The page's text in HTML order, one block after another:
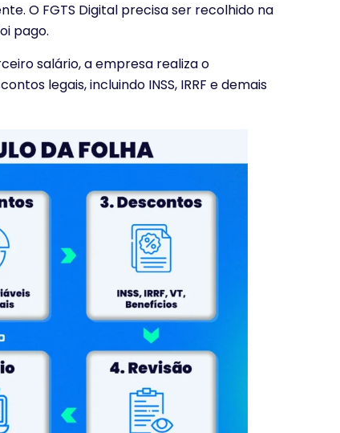
O FGTS Digital precisa ser recolhido na
pago.
salário, a empresa realiza o
legais, incluindo INSS, IRRF e demais